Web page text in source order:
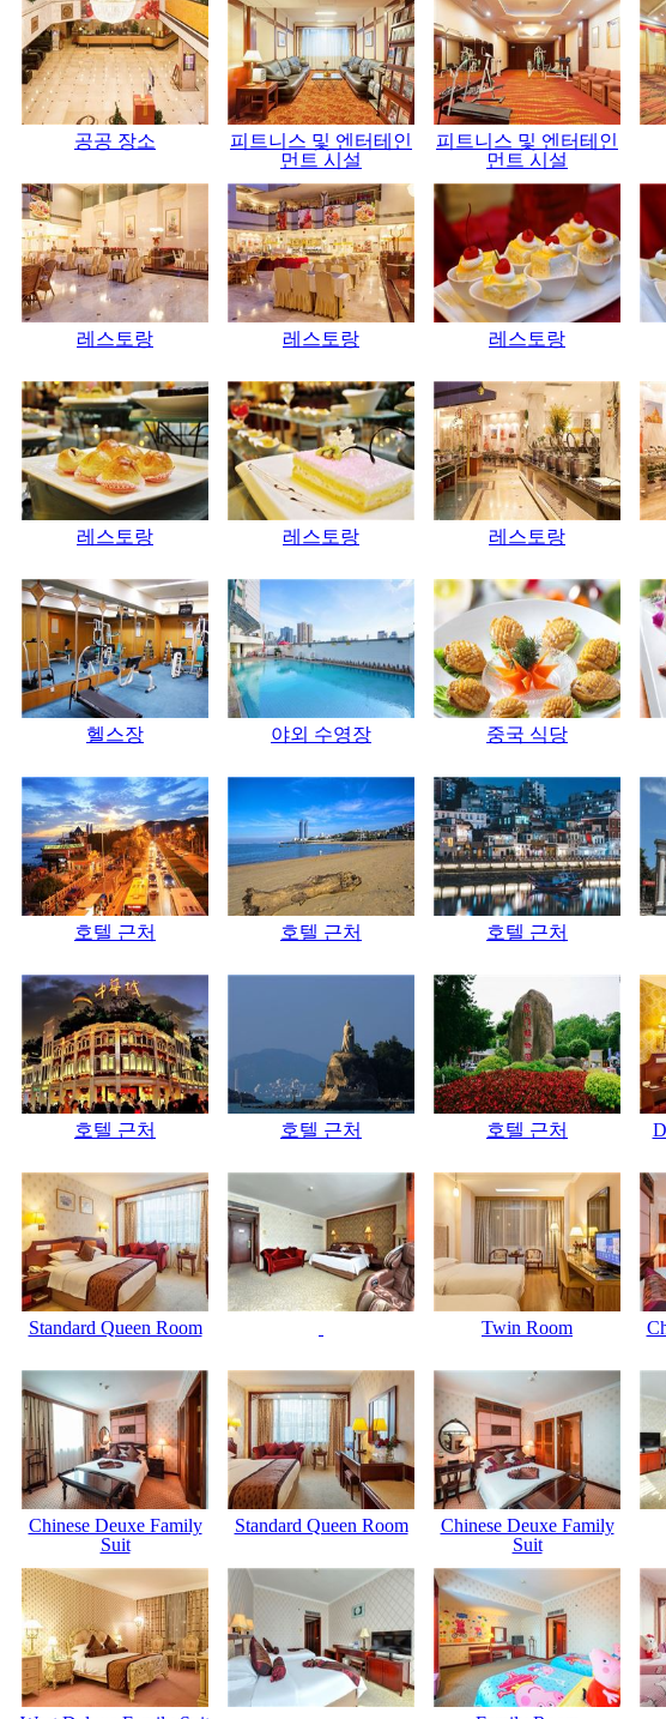
공공 장소
피트니스 및 엔터테인
먼트 시설
피트니스 및 엔터테인
먼트 시설
레스토랑 레스토랑 레스토랑
레스토랑 레스토랑 레스토랑
헬스장 야외 수영장 중국 식당
호텔 근처 호텔 근처 호텔 근처
호텔 근처 호텔 근처 호텔 근처
Standard Queen Room Twin Room
Chinese Deuxe Family
Suit
Standard Queen Room
Chinese Deuxe Family
Suit